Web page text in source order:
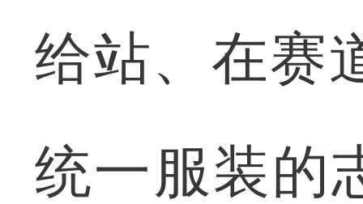
给站、在赛
统一服装的